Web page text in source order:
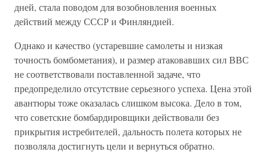
дней, стала поводом для возобновления военных
действий между СССР и Финляндией.
Однако и качество (устаревшие самолеты и низкая
точность бомбометания), и размер атаковавших сил ВВС
не соответствовали поставленной задаче, что
предопределило отсутствие серьезного успеха. Цена этой
авантюры тоже оказалась слишком высока. Дело в том,
что советские бомбардировщики действовали без
прикрытия истребителей, дальность полета которых не
позволяла достигнуть цели и вернуться обратно.